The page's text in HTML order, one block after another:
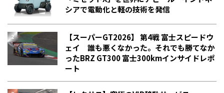
シアで電動化と軽の技術を発信
【スーパーGT2026】 第4戦 富士スピードウ
ェイ 誰も悪くなかった。それでも勝てなか
った――BRZ GT300 富士300kmインサイドレポ
ート